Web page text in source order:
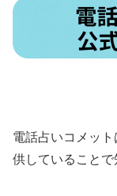
電話占いコメッ
供していることで